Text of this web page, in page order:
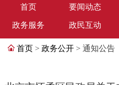
首页 要闻动态
政务服务 政民互动
首页 > 政务公开 > 通知公告